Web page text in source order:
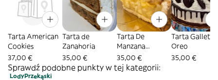
Tarta American
Cookies
37,00 €
Tarta de
Zanahoria
35,00 €
Tarta De
Manzana
(Vegana)
35,00 €
Tarta Galletas
Oreo
35,00 €
Sprawdź podobne punkty w tej kategorii:
LodyPrzekąski